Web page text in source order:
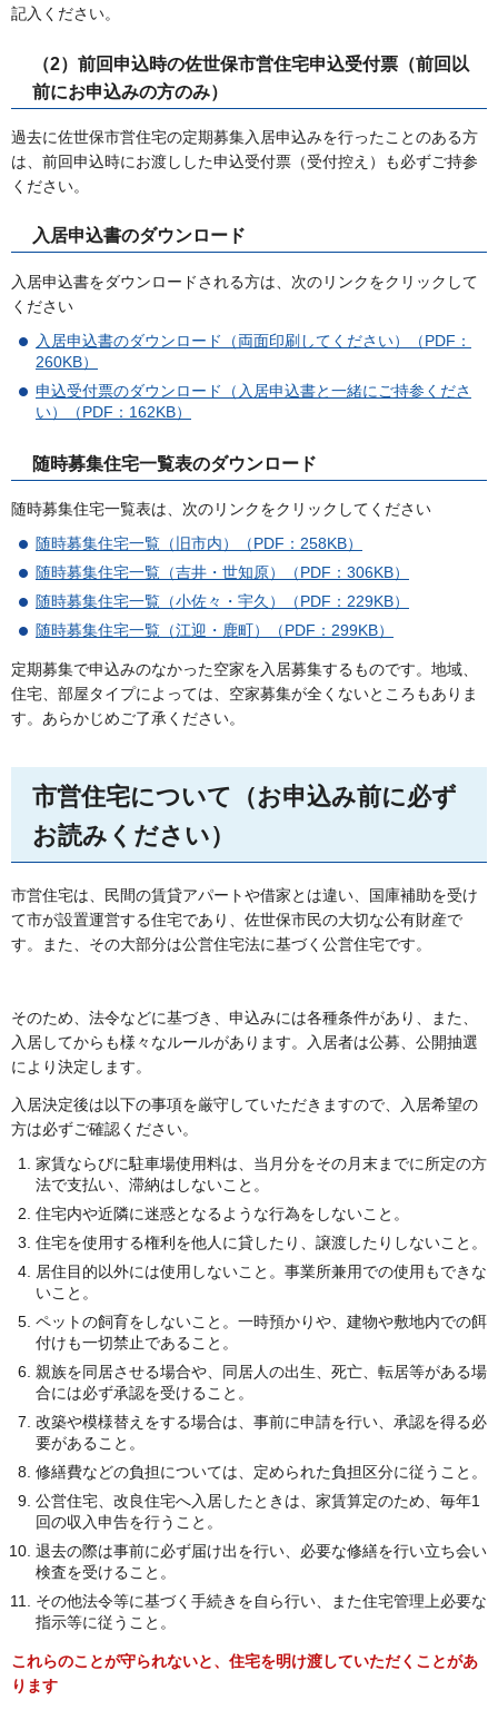
記入ください。
（2）前回申込時の佐世保市営住宅申込受付票（前回以
前にお申込みの方のみ）
過去に佐世保市営住宅の定期募集入居申込みを行ったことのある方
は、前回申込時にお渡しした申込受付票（受付控え）も必ずご持参
ください。
入居申込書のダウンロード
入居申込書をダウンロードされる方は、次のリンクをクリックして
ください
入居申込書のダウンロード（両面印刷してください）（PDF：
260KB）
申込受付票のダウンロード（入居申込書と一緒にご持参くださ
い）（PDF：162KB）
随時募集住宅一覧表のダウンロード
随時募集住宅一覧表は、次のリンクをクリックしてください
随時募集住宅一覧（旧市内）（PDF：258KB）
随時募集住宅一覧（吉井・世知原）（PDF：306KB）
随時募集住宅一覧（小佐々・宇久）（PDF：229KB）
随時募集住宅一覧（江迎・鹿町）（PDF：299KB）
定期募集で申込みのなかった空家を入居募集するものです。地域、
住宅、部屋タイプによっては、空家募集が全くないところもありま
す。あらかじめご了承ください。
市営住宅について（お申込み前に必ず
お読みください）
市営住宅は、民間の賃貸アパートや借家とは違い、国庫補助を受け
て市が設置運営する住宅であり、佐世保市民の大切な公有財産で
す。また、その大部分は公営住宅法に基づく公営住宅です。
そのため、法令などに基づき、申込みには各種条件があり、また、
入居してからも様々なルールがあります。入居者は公募、公開抽選
により決定します。
入居決定後は以下の事項を厳守していただきますので、入居希望の
方は必ずご確認ください。
家賃ならびに駐車場使用料は、当月分をその月末までに所定の方
法で支払い、滞納はしないこと。
住宅内や近隣に迷惑となるような行為をしないこと。
住宅を使用する権利を他人に貸したり、譲渡したりしないこと。
居住目的以外には使用しないこと。事業所兼用での使用もできな
いこと。
ペットの飼育をしないこと。一時預かりや、建物や敷地内での餌
付けも一切禁止であること。
親族を同居させる場合や、同居人の出生、死亡、転居等がある場
合には必ず承認を受けること。
改築や模様替えをする場合は、事前に申請を行い、承認を得る必
要があること。
修繕費などの負担については、定められた負担区分に従うこと。
公営住宅、改良住宅へ入居したときは、家賃算定のため、毎年1
回の収入申告を行うこと。
退去の際は事前に必ず届け出を行い、必要な修繕を行い立ち会い
検査を受けること。
その他法令等に基づく手続きを自ら行い、また住宅管理上必要な
指示等に従うこと。
これらのことが守られないと、住宅を明け渡していただくことがあ
ります